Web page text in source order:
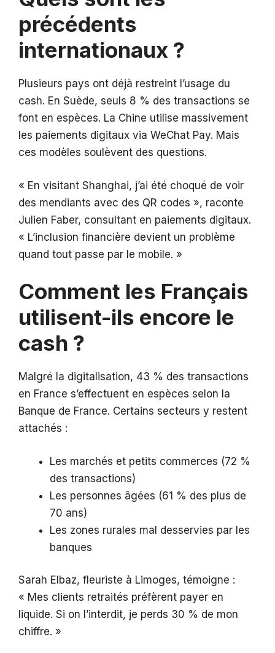
précédents
internationaux ?
Plusieurs pays ont déjà restreint l’usage du
cash. En Suède, seuls 8 % des transactions se
font en espèces. La Chine utilise massivement
les paiements digitaux via WeChat Pay. Mais
ces modèles soulèvent des questions.
« En visitant Shanghai, j’ai été choqué de voir
des mendiants avec des QR codes », raconte
Julien Faber, consultant en paiements digitaux.
« L’inclusion financière devient un problème
quand tout passe par le mobile. »
Comment les Français
utilisent-ils encore le
cash ?
Malgré la digitalisation, 43 % des transactions
en France s’effectuent en espèces selon la
Banque de France. Certains secteurs y restent
attachés :
Les marchés et petits commerces (72 %
des transactions)
Les personnes âgées (61 % des plus de
70 ans)
Les zones rurales mal desservies par les
banques
Sarah Elbaz, fleuriste à Limoges, témoigne :
« Mes clients retraités préfèrent payer en
liquide. Si on l’interdit, je perds 30 % de mon
chiffre. »